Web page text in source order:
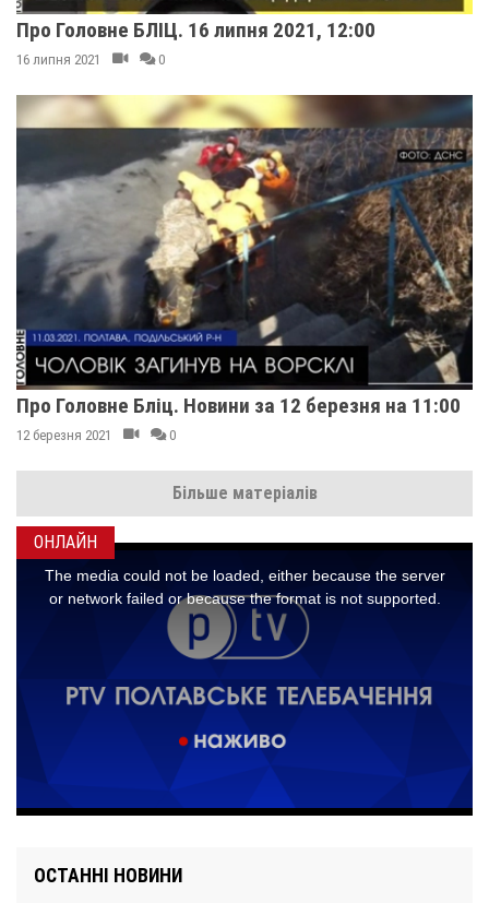
ОНЛАЙН
ОСТАННІ НОВИНИ
Про Головне БЛІЦ. 16 липня 2021, 12:00
16 липня 2021 0
Про Головне Бліц. Новини за 12 березня на 11:00
12 березня 2021 0
Більше матеріалів